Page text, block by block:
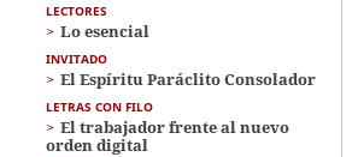
LECTORES
Lo esencial
INVITADO
El Espíritu Paráclito Consolador
LETRAS CON FILO
El trabajador frente al nuevo
orden digital